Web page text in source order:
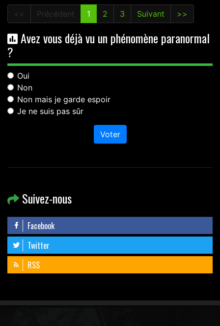
<< Précédent 1 2 3 Suivant >>
Avez vous déjà vu un phénomène paranormal
?
Oui
Non
Non mais je garde espoir
Je ne suis pas sûr
Voter
Suivez-nous
Facebook
Twitter
RSS